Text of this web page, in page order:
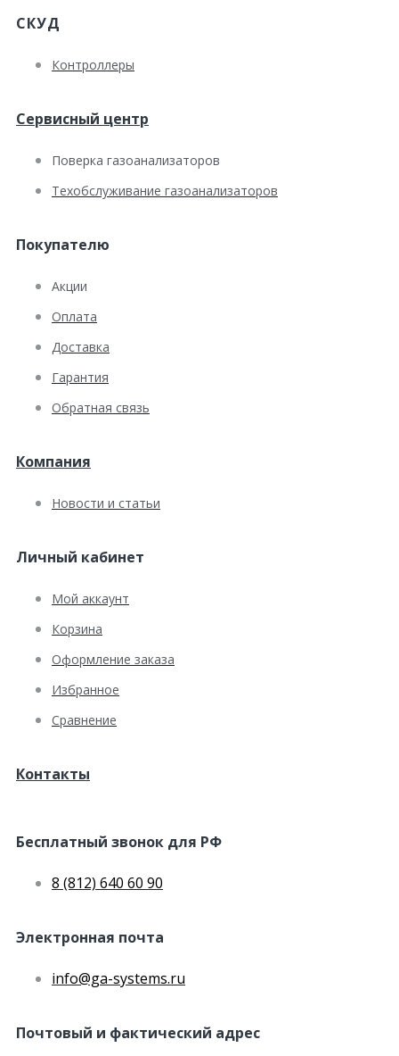
СКУД
Контроллеры
Сервисный центр
Поверка газоанализаторов
Техобслуживание газоанализаторов
Покупателю
Акции
Оплата
Доставка
Гарантия
Обратная связь
Компания
Новости и статьи
Личный кабинет
Мой аккаунт
Корзина
Оформление заказа
Избранное
Сравнение
Контакты
Бесплатный звонок для РФ
8 (812) 640 60 90
Электронная почта
info@ga-systems.ru
Почтовый и фактический адрес